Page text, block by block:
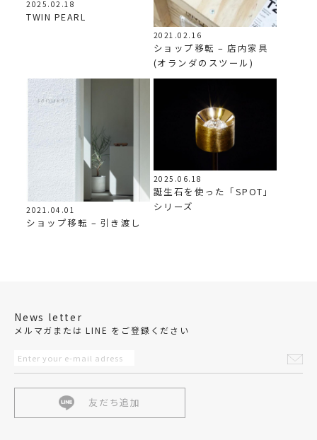
2025.02.18
TWIN PEARL
2021.02.16
ショップ移転 – 店内家具
(オランダのスツール)
2021.04.01
ショップ移転 – 引き渡し
2025.06.18
誕生石を使った「SPOT」
シリーズ
News letter
メルマガまたは LINE をご登録ください
友だち追加